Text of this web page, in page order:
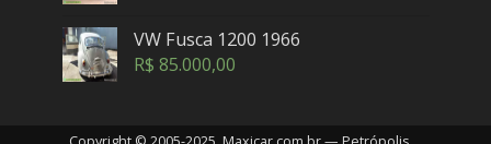
VW Fusca 1200 1966
R$ 85.000,00